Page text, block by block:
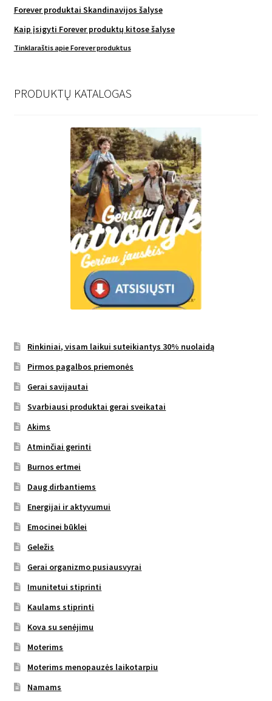
Forever produktai Skandinavijos šalyse
Kaip įsigyti Forever produktų kitose šalyse
Tinklaraštis apie Forever produktus
PRODUKTŲ KATALOGAS
Rinkiniai, visam laikui suteikiantys 30% nuolaidą
Pirmos pagalbos priemonės
Gerai savijautai
Svarbiausi produktai gerai sveikatai
Akims
Atminčiai gerinti
Burnos ertmei
Daug dirbantiems
Energijai ir aktyvumui
Emocinei būklei
Geležis
Gerai organizmo pusiausvyrai
Imunitetui stiprinti
Kaulams stiprinti
Kova su senėjimu
Moterims
Moterims menopauzės laikotarpiu
Namams